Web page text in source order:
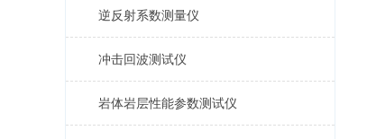
逆反射系数测量仪
冲击回波测试仪
岩体岩层性能参数测试仪